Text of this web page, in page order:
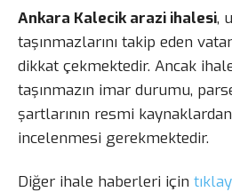
Ankara Kalecik arazi ihalesi,
taşınmazlarını takip eden
dikkat çekmektedir. Ancak
taşınmazın imar durumu,
şartlarının resmi kaynaklardan
incelenmesi gerekmektedir.
Diğer ihale haberleri için